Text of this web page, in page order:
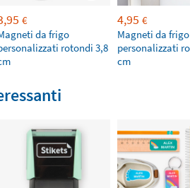
€
da frigo
rotondi 3,8
4,95 €
Magneti da frigo
personalizzati
cm